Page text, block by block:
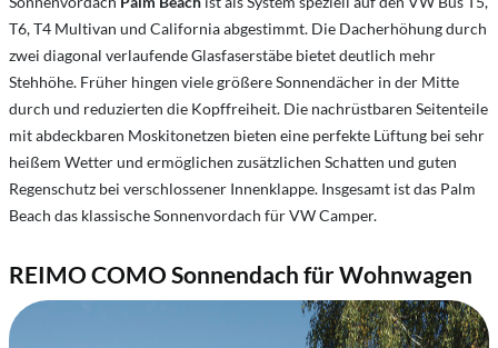
T6, T4 Multivan und California abgestimmt. Die Dacherhöhung durch
zwei diagonal verlaufende Glasfaserstäbe bietet deutlich mehr
Stehhöhe. Früher hingen viele größere Sonnendächer in der Mitte
durch und reduzierten die Kopffreiheit. Die nachrüstbaren Seitenteile
mit abdeckbaren Moskitonetzen bieten eine perfekte Lüftung bei sehr
heißem Wetter und ermöglichen zusätzlichen Schatten und guten
Regenschutz bei verschlossener Innenklappe. Insgesamt ist das Palm
Beach das klassische Sonnenvordach für VW Camper.
REIMO COMO Sonnendach für Wohnwagen